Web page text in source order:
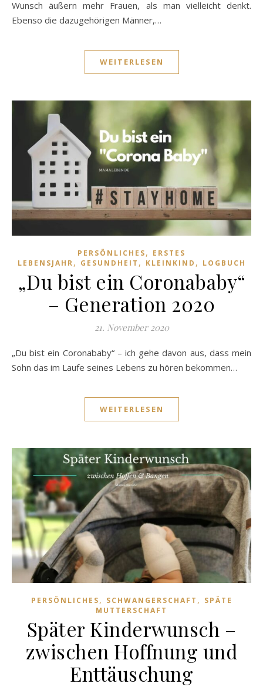
Wunsch äußern mehr Frauen, als man vielleicht denkt.
Ebenso die dazugehörigen Männer,…
WEITERLESEN
PERSÖNLICHES, ERSTES
LEBENSJAHR, GESUNDHEIT , KLEINKIND , LOGBUCH
„Du bist ein Coronababy“
– Generation 2020
21. November 2020
„Du bist ein Coronababy“ – ich gehe davon aus, dass mein
Sohn das im Laufe seines Lebens zu hören bekommen…
WEITERLESEN
PERSÖNLICHES, SCHWANGERSCHAFT , SPÄTE
MUTTERSCHAFT
Später Kinderwunsch –
zwischen Hoffnung und
Enttäuschung